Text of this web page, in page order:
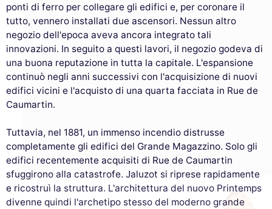
cookie
Utilizziamo cookie e i tuoi dati personali
per migliorare la tua esperienza di
navigazione, misurare il nostro pubblico e personalizzare gli annunci
pubblicitari che ti vengono mostrati. Puoi accettare, rifiutare o
gestire le tue preferenze in qualsiasi momento.
ponti di ferro per collegare gli edifici e, per coronare il
tutto, vennero installati due ascensori. Nessun altro
negozio dell'epoca aveva ancora integrato tali
innovazioni. In seguito a questi lavori, il negozio godeva di
una buona reputazione in tutta la capitale. L'espansione
continuò negli anni successivi con l'acquisizione di nuovi
edifici vicini e l'acquisto di una quarta facciata in Rue de
Caumartin.
Tuttavia, nel 1881, un immenso incendio distrusse
completamente gli edifici del Grande Magazzino. Solo gli
edifici recentemente acquisiti di Rue de Caumartin
sfuggirono alla catastrofe. Jaluzot si riprese rapidamente
e ricostruì la struttura. L'architettura del nuovo Printemps
divenne quindi l'archetipo stesso del moderno grande